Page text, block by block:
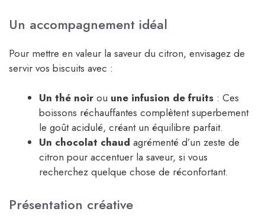
Un accompagnement idéal
Pour mettre en valeur la saveur du citron, envisagez de
servir vos biscuits avec :
Un thé noir ou une infusion de fruits : Ces
boissons réchauffantes complètent superbement
le goût acidulé, créant un équilibre parfait.
Un chocolat chaud agrémenté d’un zeste de
citron pour accentuer la saveur, si vous
recherchez quelque chose de réconfortant.
Présentation créative